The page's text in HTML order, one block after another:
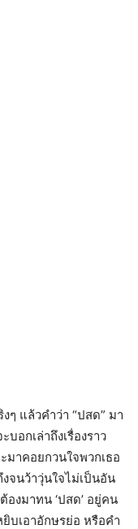
ๆ แล้วคำว่า “ปสด” มา
บอกเล่าถึงเรื่องราว
มาคอยกวนใจพวกเธอ
จนว้าวุ่นใจไม่เป็นอัน
งมาทน ‘ปสด’ อยู่คน
บเอาอักษรย่อ หรือคำ